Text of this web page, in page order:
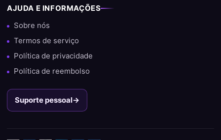
AJUDA E INFORMAÇÕES
Sobre nós
Termos de serviço
Política de privacidade
Política de reembolso
Suporte pessoal→